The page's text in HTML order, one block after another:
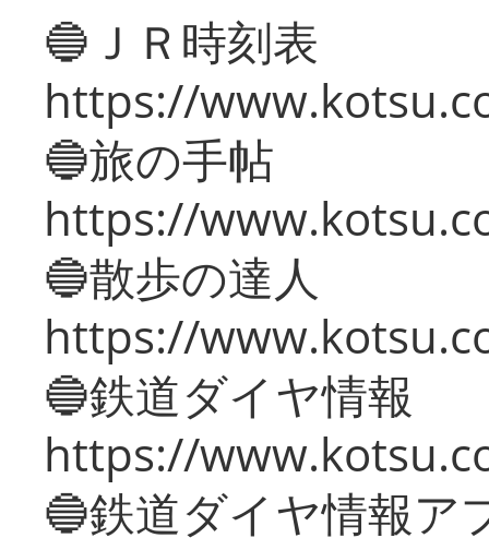
🔵ＪＲ時刻表
https://
🔵旅の手帖
https://
🔵散歩の達人
https://
🔵鉄道ダイヤ情報
https://
🔵鉄道ダイヤ情報ア